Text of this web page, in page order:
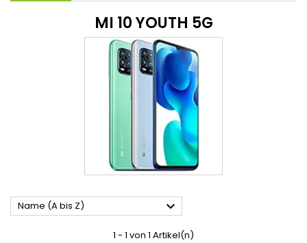
MI 10 YOUTH 5G
Name (A bis Z) 
1 - 1 von 1 Artikel(n)